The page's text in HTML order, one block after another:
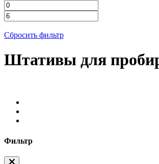
Сбросить фильтр
Штативы для
Фильтр